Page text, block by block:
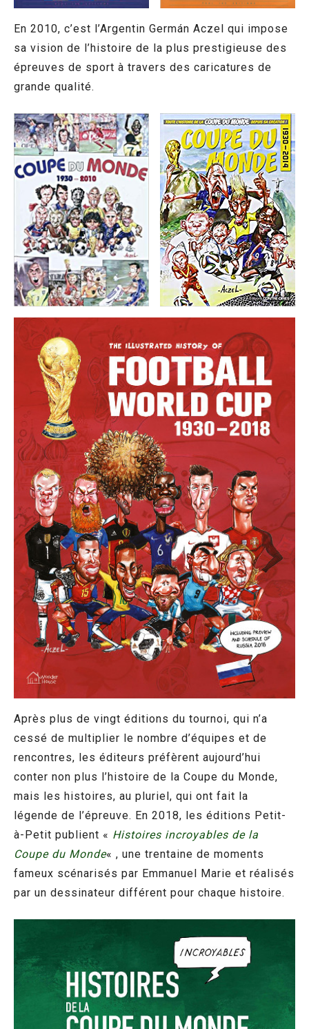
En 2010, c’est l’Argentin Germán Aczel qui impose
sa vision de l’histoire de la plus prestigieuse des
épreuves de sport à travers des caricatures de
grande qualité.
Après plus de vingt éditions du tournoi, qui n’a
cessé de multiplier le nombre d’équipes et de
rencontres, les éditeurs préfèrent aujourd’hui
conter non plus l’histoire de la Coupe du Monde,
mais les histoires, au pluriel, qui ont fait la
légende de l’épreuve. En 2018, les éditions Petit-
à-Petit publient « Histoires incroyables de la
Coupe du Monde« , une trentaine de moments
fameux scénarisés par Emmanuel Marie et réalisés
par un dessinateur différent pour chaque histoire.